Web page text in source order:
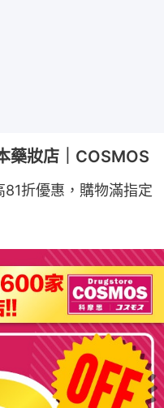
藥妝店｜COSMOS
81折優惠，購物滿指定